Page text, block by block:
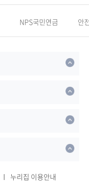
NPS국민연금 안
누리집 이용안내